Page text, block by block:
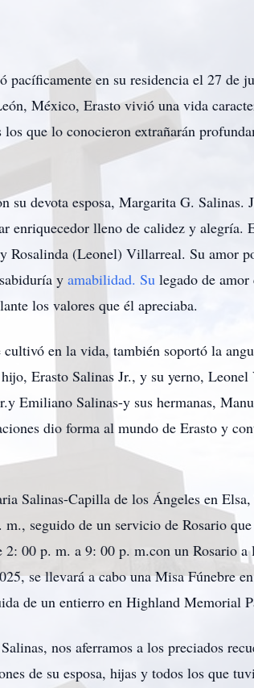
en su residencia el 27 de
México, Erasto vivió una vida
que lo conocieron extrañarán
su devota esposa, Margarita G.
enriquecedor lleno de calidez y alegría.
Rosalinda (Leonel) Villarreal. Su amor
y amabilidad. Su legado de
los valores que él apreciaba.
en la vida, también soportó la
Erasto Salinas Jr., y su yerno,
Emiliano Salinas-y sus hermanas,
dio forma al mundo de Erasto y
Salinas-Capilla de los Ángeles en
seguido de un servicio de Rosario
00 p. m. a 9: 00 p. m.con un Rosario
se llevará a cabo una Misa Fúnebre
de un entierro en Highland Memorial
nos aferramos a los preciados
de su esposa, hijas y todos los que